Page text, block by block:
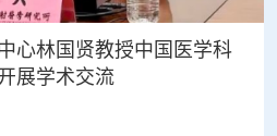
心林国贤教授中国医学科
展学术交流